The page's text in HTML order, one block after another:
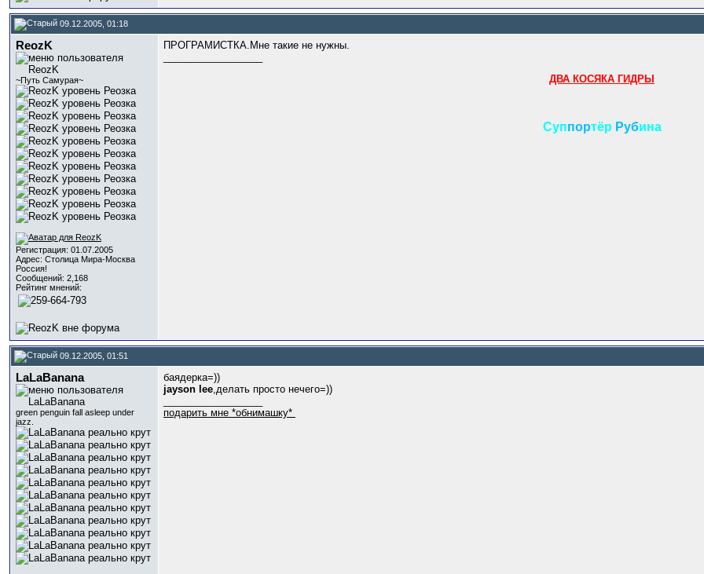
09.12.2005, 01:18
ReozK
~Путь Самурая~
Регистрация: 01.07.2005
Адрес: Столица Мира-Москва
Россия!
Сообщений: 2,168
Рейтинг мнений:
ПРОГРАМИСТКА.Мне такие не нужны.
ДВА КОСЯКА ГИДРЫ
Суппортёр Рубина
09.12.2005, 01:51
LaLaBanana
green penguin fall asleep under
jazz.
баядерка=))
jayson lee,делать просто нечего=))
подарить мне *обнимашку*